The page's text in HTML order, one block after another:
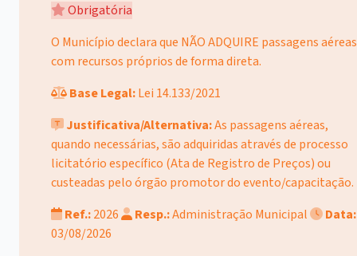
Obrigatória
O Município declara que NÃO ADQUIRE passagens aéreas
com recursos próprios de forma direta.
Base Legal:Lei 14.133/2021
Justificativa/Alternativa:As passagens aéreas,
quando necessárias, são adquiridas através de processo
licitatório específico (Ata de Registro de Preços) ou
custeadas pelo órgão promotor do evento/capacitação.
Ref.:2026 Resp.:Administração Municipal
Data:
03/08/2026